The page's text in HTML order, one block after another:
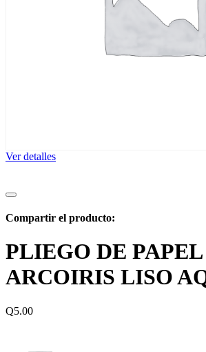
Ver detalles
Compartir el producto:
PLIEGO DE PAPEL
ARCOIRIS LISO
Q5.00